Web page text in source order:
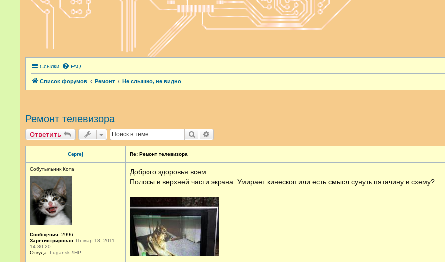
Ссылки FAQ
Список форумов Ремонт Не слышно, не видно
Ремонт телевизора
Ответить Поиск
Сергеj
Собутыльник Кота
Сообщения: 2996
Зарегистрирован: Пт мар 18, 2011
14:30:20
Откуда: Lugansk ЛНР
Re: Ремонт телевизора
Доброго здоровья всем.
Полосы в верхней части экрана. Умирает кинескоп или есть смысл сунуть пятачину в схему?